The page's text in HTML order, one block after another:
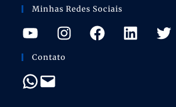
Minhas Redes Sociais
Contato